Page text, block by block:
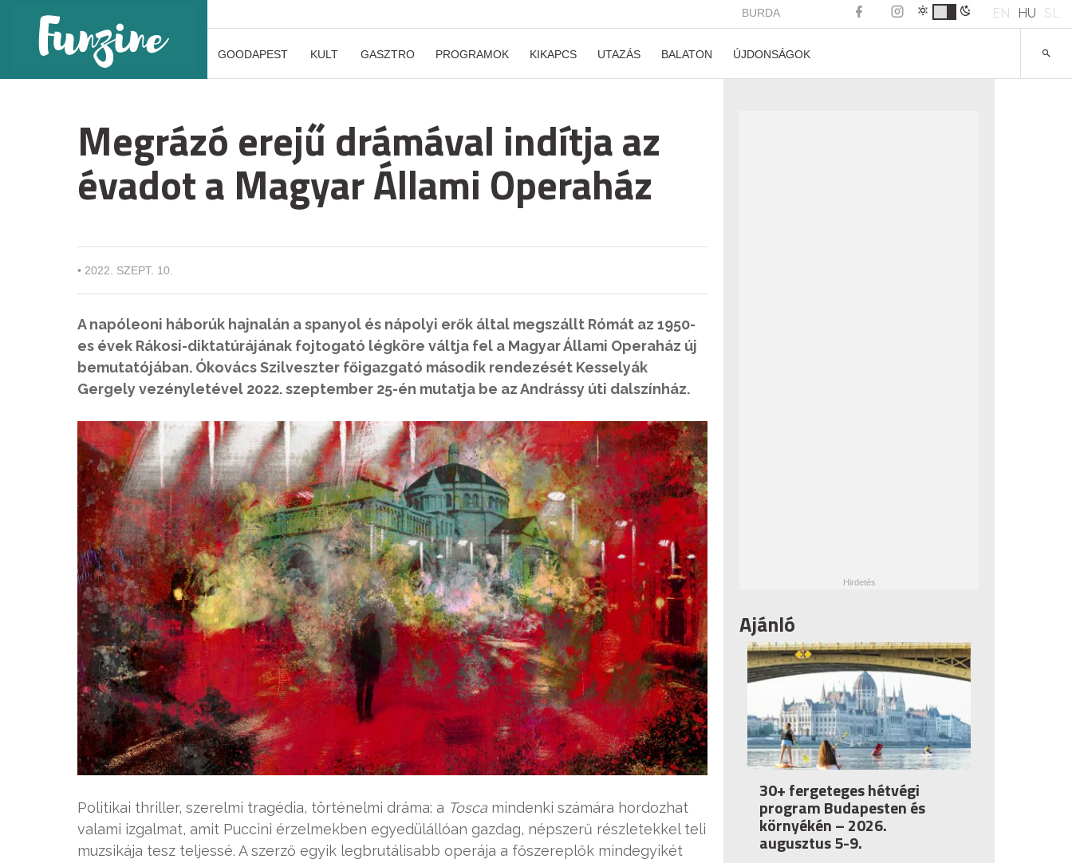
BURDA EN HU SL
GOODAPEST KULT GASZTRO PROGRAMOK KIKAPCS UTAZÁS BALATON ÚJDONSÁGOK
Megrázó erejű drámával indítja az
évadot a Magyar Állami Operaház
• 2022. SZEPT. 10.
A napóleoni háborúk hajnalán a spanyol és nápolyi erők által megszállt Rómát az 1950-
es évek Rákosi-diktatúrájának fojtogató légköre váltja fel a Magyar Állami Operaház új
bemutatójában. Ókovács Szilveszter főigazgató második rendezését Kesselyák
Gergely vezényletével 2022. szeptember 25-én mutatja be az Andrássy úti dalszínház.
Politikai thriller, szerelmi tragédia, történelmi dráma: a Tosca mindenki számára hordozhat
valami izgalmat, amit Puccini érzelmekben egyedülállóan gazdag, népszerű részletekkel teli
muzsikája tesz teljessé. A szerző egyik legbrutálisabb operája a főszereplők mindegyikét
Ajánló
30+ fergeteges hétvégi
program Budapesten és
környékén – 2026.
augusztus 5-9.